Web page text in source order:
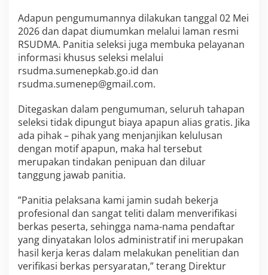
Adapun pengumumannya dilakukan tanggal 02 Mei
2026 dan dapat diumumkan melalui laman resmi
RSUDMA. Panitia seleksi juga membuka pelayanan
informasi khusus seleksi melalui
rsudma.sumenepkab.go.id dan
rsudma.sumenep@gmail.com.
Ditegaskan dalam pengumuman, seluruh tahapan
seleksi tidak dipungut biaya apapun alias gratis. Jika
ada pihak – pihak yang menjanjikan kelulusan
dengan motif apapun, maka hal tersebut
merupakan tindakan penipuan dan diluar
tanggung jawab panitia.
”Panitia pelaksana kami jamin sudah bekerja
profesional dan sangat teliti dalam menverifikasi
berkas peserta, sehingga nama-nama pendaftar
yang dinyatakan lolos administratif ini merupakan
hasil kerja keras dalam melakukan penelitian dan
verifikasi berkas persyaratan,” terang Direktur